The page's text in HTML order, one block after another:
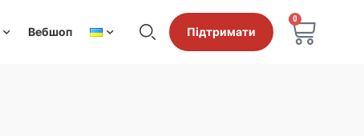
Вебшоп Підтримати
0